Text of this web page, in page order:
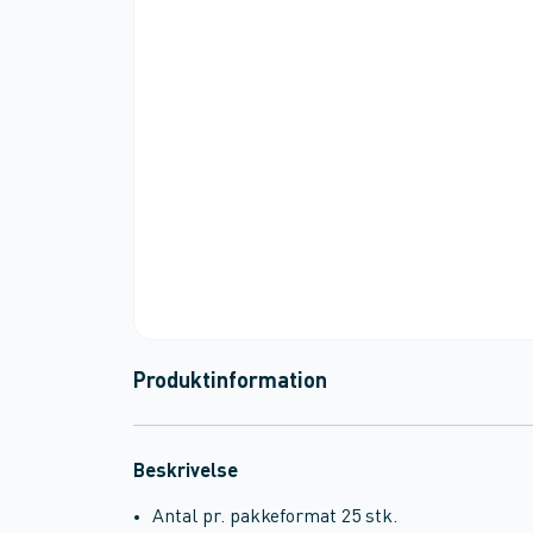
Produktinformation
Beskrivelse
Antal pr. pakkeformat 25 stk.